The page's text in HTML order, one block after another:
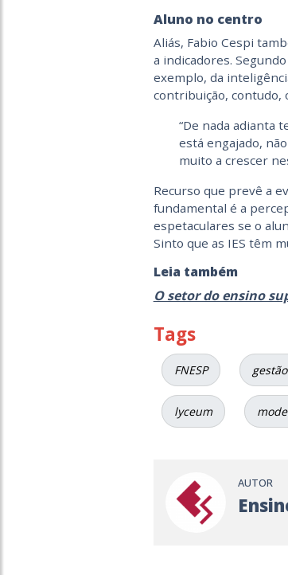
Aluno no centro
Aliás, Fabio Cespi
a indicadores.
exemplo, da
contribuição, contudo,
“De nada adianta
está engajado,
muito a crescer
Recurso que prevê a
fundamental é a
espetaculares se o
Sinto que as IES têm
Leia também
O setor do ensino
Tags
FNESP
lyceum
AUTOR